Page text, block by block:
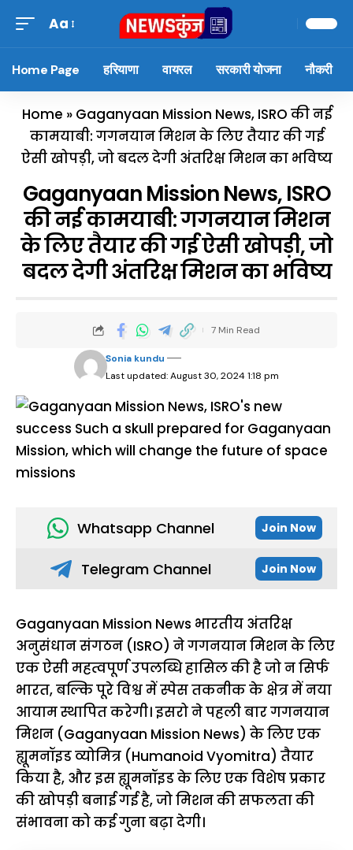
Aa
Home Page हरियाणा वायरल सरकारी योजना नौकरी
Home » Gaganyaan Mission News, ISRO की नई
कामयाबी: गगनयान मिशन के लिए तैयार की गई
ऐसी खोपड़ी, जो बदल देगी अंतरिक्ष मिशन का भविष्य
Gaganyaan Mission News, ISRO
की नई कामयाबी: गगनयान मिशन
के लिए तैयार की गई ऐसी खोपड़ी, जो
बदल देगी अंतरिक्ष मिशन का भविष्य
Last updated: August 30, 2024 1:18 pm
Sonia kundu
7 Min Read
Whatsapp Channel Join Now
Telegram Channel Join Now
Gaganyaan Mission News भारतीय अंतरिक्ष
अनुसंधान संगठन (ISRO) ने गगनयान मिशन के लिए
एक ऐसी महत्वपूर्ण उपलब्धि हासिल की है जो न सिर्फ
भारत, बल्कि पूरे विश्व में स्पेस तकनीक के क्षेत्र में नया
आयाम स्थापित करेगी। इसरो ने पहली बार गगनयान
मिशन (Gaganyaan Mission News) के लिए एक
ह्यूमनॉइड व्योमित्र (Humanoid Vyomitra) तैयार
किया है, और इस ह्यूमनॉइड के लिए एक विशेष प्रकार
की खोपड़ी बनाई गई है, जो मिशन की सफलता की
संभावना को कई गुना बढ़ा देगी।